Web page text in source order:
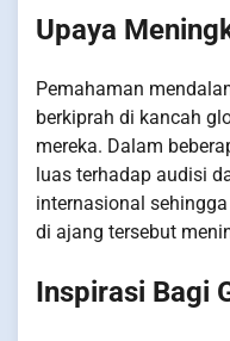
Upaya
Pemahaman
berkiprah di kancah
mereka. Dalam
luas terhadap audisi
internasional
di ajang tersebut
Inspirasi Bagi